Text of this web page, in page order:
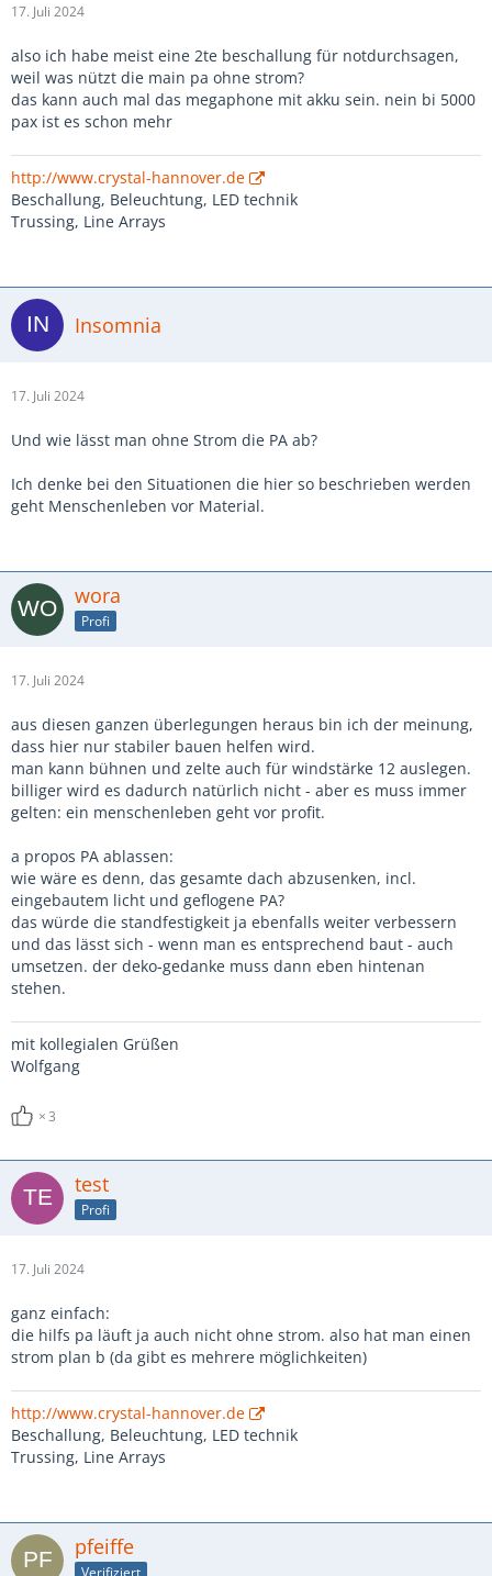
17. Juli 2024
also ich habe meist eine 2te beschallung für notdurchsagen,
weil was nützt die main pa ohne strom?
das kann auch mal das megaphone mit akku sein. nein bi 5000
pax ist es schon mehr
http://www.crystal-hannover.de
Beschallung, Beleuchtung, LED technik
Trussing, Line Arrays
Insomnia
17. Juli 2024
Und wie lässt man ohne Strom die PA ab?
Ich denke bei den Situationen die hier so beschrieben werden
geht Menschenleben vor Material.
wora
Profi
17. Juli 2024
aus diesen ganzen überlegungen heraus bin ich der meinung,
dass hier nur stabiler bauen helfen wird.
man kann bühnen und zelte auch für windstärke 12 auslegen.
billiger wird es dadurch natürlich nicht - aber es muss immer
gelten: ein menschenleben geht vor profit.
a propos PA ablassen:
wie wäre es denn, das gesamte dach abzusenken, incl.
eingebautem licht und geflogene PA?
das würde die standfestigkeit ja ebenfalls weiter verbessern
und das lässt sich - wenn man es entsprechend baut - auch
umsetzen. der deko-gedanke muss dann eben hintenan
stehen.
mit kollegialen Grüßen
Wolfgang
3
test
Profi
17. Juli 2024
ganz einfach:
die hilfs pa läuft ja auch nicht ohne strom. also hat man einen
strom plan b (da gibt es mehrere möglichkeiten)
http://www.crystal-hannover.de
Beschallung, Beleuchtung, LED technik
Trussing, Line Arrays
pfeiffe
Verifiziert